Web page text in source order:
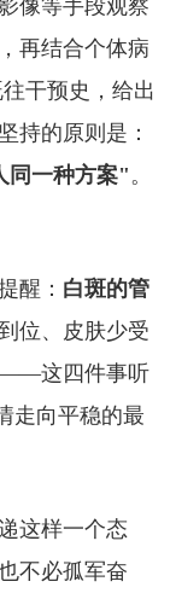
像等手段观察
再结合个体病
干预史，给出
持的原则是：
同一种方案" 。
醒： 白斑的管
位、皮肤少受
——这四件事听
走向平稳的最
这样一个态
不必孤军奋